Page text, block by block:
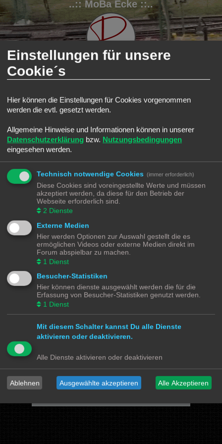
..:: MoBa Ecke ::..
FAQ Registrieren
Modellbahnforum Forum
Alle Cookies löschen
Bist du dir sicher, dass du alle Cookies des Boards löschen möchtest?
Modellbahnforum Forum Alle Zeiten sindUTC+02:00
Powered by phpBB® Forum Software © phpBB Limited
Deutsche Übersetzung durchphpBB.de
Datenschutz| Nutzungsbedingungen
Webseiten
Das Mittelleiter Magazin
Olli's Modellbahn Seite
Von Klockenstedt über Bürenwerder nach Klingsiel
Social Media
Bimm MOBA TV <- YouTube
lenasmodellbahn <- Instagram
Länderbahnzeit im Modell <- Facebook
mo87.de Infos und News zur H0 Straßenfahrzeuge
Hamburger Hochbahn Modelle
Einstellungen für unsere
Cookie´s
Hier können die Einstellungen für Cookies vorgenommen
werden die evtl. gesetzt werden.
Allgemeine Hinweise und Informationen können in unserer
Datenschutzerklärung bzw. Nutzungsbedingungen
eingesehen werden.
Technisch notwendige Cookies (immer erforderlich)
Diese Cookies sind voreingestellte Werte und müssen
akzeptiert werden, da diese für den Betrieb der
Webseite erforderlich sind.
2 Dienste
Externe Medien
Hier werden Optionen zur Auswahl gestellt die es
ermöglichen Videos oder externe Medien direkt im
Forum abspielbar zu machen.
1 Dienst
Besucher-Statistiken
Hier können dienste ausgewählt werden die für die
Erfassung von Besucher-Statistiken genutzt werden.
1 Dienst
Mit diesem Schalter kannst Du alle Dienste
aktivieren oder deaktivieren.
Alle Dienste aktivieren oder deaktivieren
Ablehnen Ausgewählte akzeptieren Alle Akzeptieren